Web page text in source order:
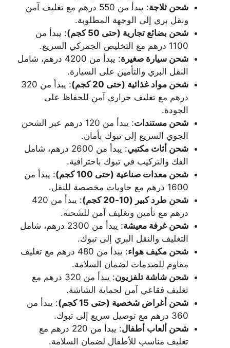
شحن ثلاجة
: يبدأ من 550 درهم مع تغليف آمن
ونقل بري إلى الوجهة المطلوبة.
شحن بضائع تجارية (حتى 50 كجم)
: يبدأ من
1100 درهم مع التخليص الجمركي السريع.
شحن سيارة صغيرة
: يبدأ من 4200 درهم، شامل
النقل البري والتأمين على السيارة.
شحن مواد غذائية (حتى 20 كجم)
: يبدأ من 320
درهم مع تغليف حراري آمن للحفاظ على
الجودة.
شحن مستندات
: يبدأ من 120 درهم عبر الشحن
الجوي السريع إلى تبوك بأمان.
شحن أثاث مكتبي
: يبدأ من 2600 درهم، شامل
الفك والتركيب في تبوك باحترافية.
شحن معدات صناعية (حتى 100 كجم)
: يبدأ من
1600 درهم مع حاويات مخصصة للنقل.
شحن طرد كبير (10-20 كجم)
: يبدأ من 420
درهم مع تأمين وتغليف آمن للشحنة.
شحن غرفة معيشة
: يبدأ من 2300 درهم، شامل
التغليف والنقل البري إلى تبوك.
شحن مكيف هواء
: يبدأ من 480 درهم مع تغليف
مقاوم للصدمات لضمان السلامة.
شحن شاشة تلفزيون
: يبدأ من 320 درهم مع
تغليف فقاعي آمن لحماية الشاشة.
شحن أغراض شخصية (حتى 15 كجم)
: يبدأ من
360 درهم مع توصيل سريع إلى تبوك.
شحن ألعاب أطفال
: يبدأ من 220 درهم مع
تغليف مناسب للأطفال لضمان السلامة.